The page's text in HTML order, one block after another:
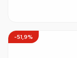
-51,9%